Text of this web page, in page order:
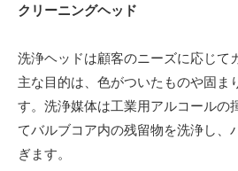
クリーニングヘッド
洗浄ヘッドは顧客のニーズに応じて
主な目的は、色がついたものや固ま
す。洗浄媒体は工業用アルコールの
てバルブコア内の残留物を洗浄し、
ぎます。